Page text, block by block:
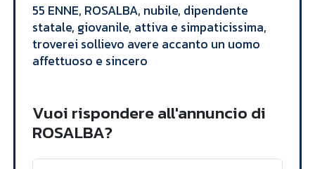
​55 ENNE, ROSALBA, nubile, dipendente
statale, giovanile, attiva e simpaticissima,
troverei sollievo avere accanto un uomo
affettuoso e sincero​
Vuoi rispondere all'annuncio di
ROSALBA?